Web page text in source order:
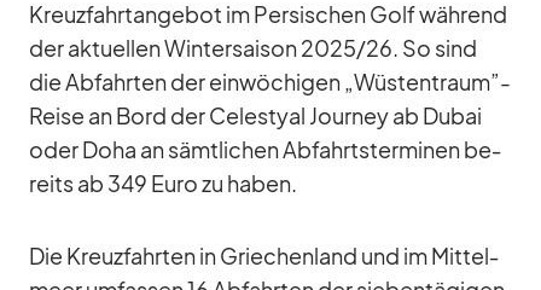
Kreuz­fahrt­an­ge­bot im Per­si­schen Golf wäh­rend
der ak­tu­el­len Win­ter­sai­son 2025/​26. So sind
die Ab­fahr­ten der ein­wö­chi­gen „Wüstentraum”-
Reise an Bord der Ce­les­tyal Jour­ney ab Du­bai
oder Doha an sämt­li­chen Ab­fahrts­ter­mi­nen be­
reits ab 349 Euro zu ha­ben.
Die Kreuz­fahr­ten in Grie­chen­land und im Mit­tel­